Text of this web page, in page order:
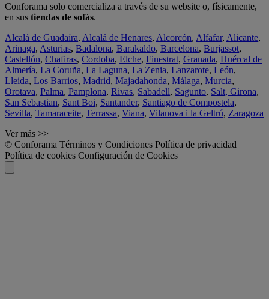
Conforama solo comercializa a través de su website o, físicamente,
en sus tiendas de sofás.
Alcalá de Guadaíra, Alcalá de Henares, Alcorcón, Alfafar, Alicante,
Arinaga, Asturias, Badalona, Barakaldo, Barcelona, Burjassot,
Castellón, Chafiras, Cordoba, Elche, Finestrat, Granada, Huércal de
Almería, La Coruña, La Laguna, La Zenia, Lanzarote, León,
Lleida, Los Barrios, Madrid, Majadahonda, Málaga, Murcia,
Orotava, Palma, Pamplona, Rivas, Sabadell, Sagunto, Salt, Girona,
San Sebastian, Sant Boi, Santander, Santiago de Compostela,
Sevilla, Tamaraceite, Terrassa, Viana, Vilanova i la Geltrú, Zaragoza
Ver más >>
© Conforama Términos y Condiciones Política de privacidad
Política de cookies Configuración de Cookies